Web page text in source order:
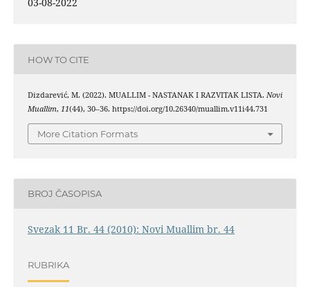
HOW TO CITE
Dizdarević, M. (2022). MUALLIM - NASTANAK I RAZVITAK LISTA. Novi
Muallim, 11(44), 30–36. https://doi.org/10.26340/muallim.v11i44.731
More Citation Formats
BROJ ČASOPISA
Svezak 11 Br. 44 (2010): Novi Muallim br. 44
RUBRIKA